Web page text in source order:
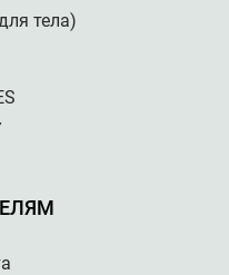
тела)